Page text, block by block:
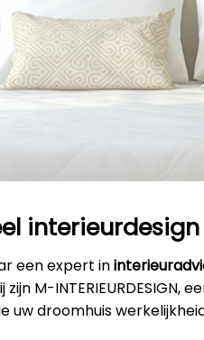
een expert in
zijn M-
uw droomhuis